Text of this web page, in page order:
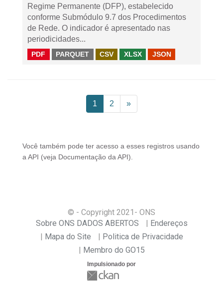
Regime Permanente (DFP), estabelecido
conforme Submódulo 9.7 dos Procedimentos
de Rede. O indicador é apresentado nas
periodicidades...
PDF PARQUET CSV XLSX JSON
1 2 »
Você também pode ter acesso a esses registros usando
a API (veja Documentação da API ).
© - Copyright 2021 - ONS
Sobre ONS DADOS ABERTOS
Endereços
Mapa do Site
Politica de Privacidade
Membro do GO15
Impulsionado por